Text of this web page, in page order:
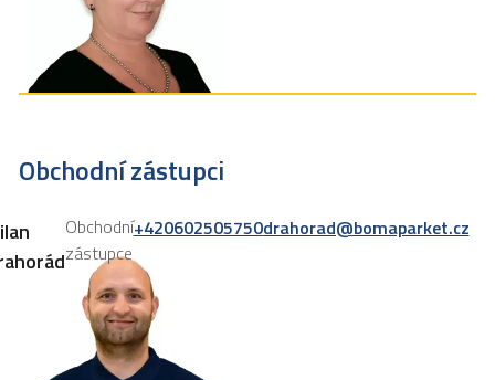
Obchodní zástupci
Obchodní
zástupce
+420602505750drahorad@bomaparket.cz